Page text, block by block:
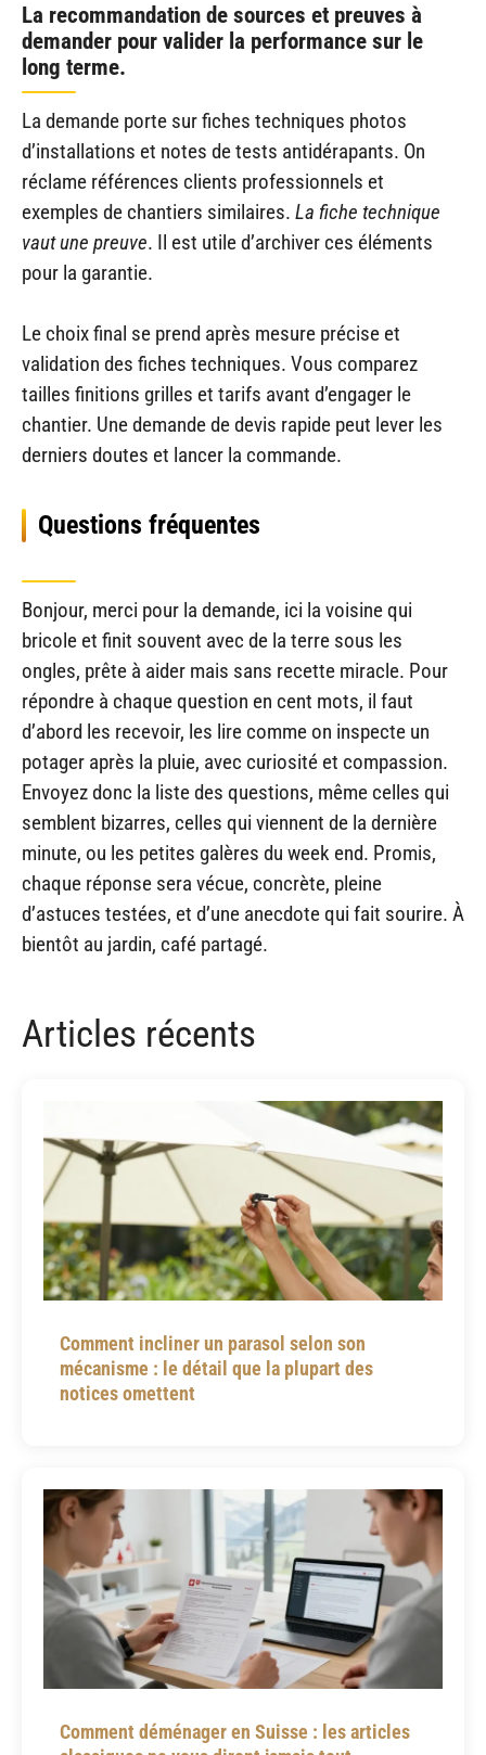
La recommandation de sources et preuves à
demander pour valider la performance sur le
long terme.
La demande porte sur fiches techniques photos
d’installations et notes de tests antidérapants. On
réclame références clients professionnels et
exemples de chantiers similaires. La fiche technique
vaut une preuve. Il est utile d’archiver ces éléments
pour la garantie.
Le choix final se prend après mesure précise et
validation des fiches techniques. Vous comparez
tailles finitions grilles et tarifs avant d’engager le
chantier. Une demande de devis rapide peut lever les
derniers doutes et lancer la commande.
Questions fréquentes
Bonjour, merci pour la demande, ici la voisine qui
bricole et finit souvent avec de la terre sous les
ongles, prête à aider mais sans recette miracle. Pour
répondre à chaque question en cent mots, il faut
d’abord les recevoir, les lire comme on inspecte un
potager après la pluie, avec curiosité et compassion.
Envoyez donc la liste des questions, même celles qui
semblent bizarres, celles qui viennent de la dernière
minute, ou les petites galères du week end. Promis,
chaque réponse sera vécue, concrète, pleine
d’astuces testées, et d’une anecdote qui fait sourire. À
bientôt au jardin, café partagé.
Articles récents
Comment incliner un parasol selon son
mécanisme : le détail que la plupart des
notices omettent
Comment déménager en Suisse : les articles